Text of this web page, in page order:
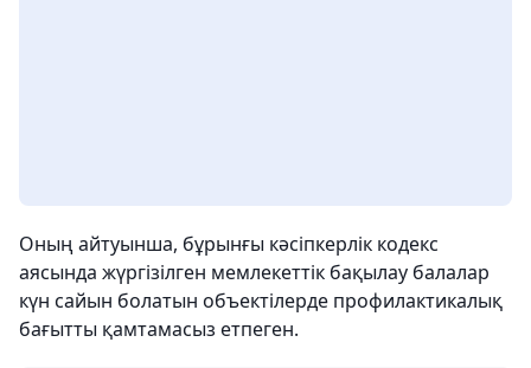
Оның айтуынша, бұрынғы кәсіпкерлік кодекс
аясында жүргізілген мемлекеттік бақылау балалар
күн сайын болатын объектілерде профилактикалық
бағытты қамтамасыз етпеген.